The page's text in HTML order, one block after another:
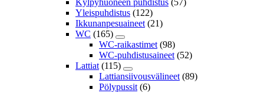
Kylpyhuoneen puhdistus (57)
Yleispuhdistus (122)
Ikkunanpesuaineet (21)
WC (165)
WC-raikastimet (98)
WC-puhdistusaineet (52)
Lattiat (115)
Lattiansiivousvälineet (89)
Pölypussit (6)